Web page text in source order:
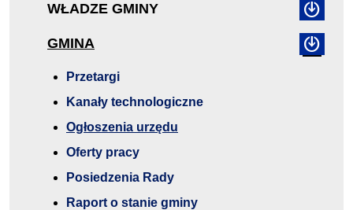
WŁADZE GMINY
GMINA
Przetargi
Kanały technologiczne
Ogłoszenia urzędu
Oferty pracy
Posiedzenia Rady
Raport o stanie gminy